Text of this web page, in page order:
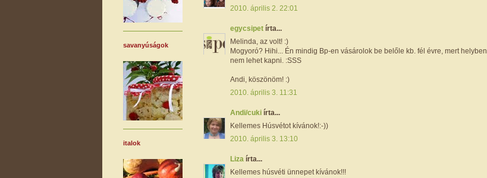
2010. április 2. 22:01
egycsipet írta...
Melinda, az volt! :)
Mogyoró? Hihi... Én mindig Bp-en vásárolok be belőle kb. fél évre, mert helyben
nem lehet kapni. :SSS
Andi, köszönöm! :)
2010. április 3. 11:31
Andi/cuki írta...
Kellemes Húsvétot kívánok!:-))
2010. április 3. 13:10
Liza írta...
Kellemes húsvéti ünnepet kívánok!!!
savanyúságok
italok